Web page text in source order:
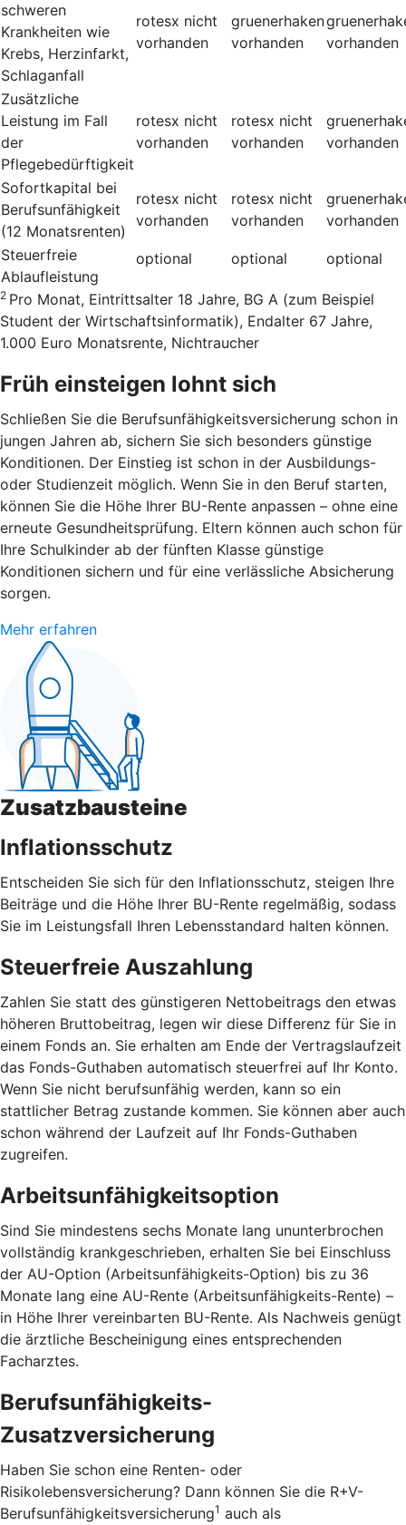
schweren
Krankheiten wie
Krebs, Herzinfarkt,
Schlaganfall
rotesx nicht
vorhanden
gruenerhaken
vorhanden
vorhanden
Zusätzliche
Leistung im Fall
der
Pflegebedürftigkeit
rotesx nicht
vorhanden
rotesx nicht
vorhanden
vorhanden
Sofortkapital bei
Berufsunfähigkeit
(12 Monatsrenten)
rotesx nicht
vorhanden
rotesx nicht
vorhanden
vorhanden
Steuerfreie
Ablaufleistung
optional optional optional
2 Pro Monat, Eintrittsalter 18 Jahre, BG A (zum Beispiel
Student der Wirtschaftsinformatik), Endalter 67 Jahre,
1.000 Euro Monatsrente, Nichtraucher
Früh einsteigen lohnt sich
Schließen Sie die Berufsunfähigkeitsversicherung schon in
jungen Jahren ab, sichern Sie sich besonders günstige
Konditionen. Der Einstieg ist schon in der Ausbildungs-
oder Studienzeit möglich. Wenn Sie in den Beruf starten,
können Sie die Höhe Ihrer BU-Rente anpassen – ohne eine
erneute Gesundheitsprüfung. Eltern können auch schon für
Ihre Schulkinder ab der fünften Klasse günstige
Konditionen sichern und für eine verlässliche Absicherung
sorgen.
Mehr erfahren
Zusatzbausteine
Inflationsschutz
Entscheiden Sie sich für den Inflationsschutz, steigen Ihre
Beiträge und die Höhe Ihrer BU-Rente regelmäßig, sodass
Sie im Leistungsfall Ihren Lebensstandard halten können.
Steuerfreie Auszahlung
Zahlen Sie statt des günstigeren Nettobeitrags den etwas
höheren Bruttobeitrag, legen wir diese Differenz für Sie in
einem Fonds an. Sie erhalten am Ende der Vertragslaufzeit
das Fonds-Guthaben automatisch steuerfrei auf Ihr Konto.
Wenn Sie nicht berufsunfähig werden, kann so ein
stattlicher Betrag zustande kommen. Sie können aber auch
schon während der Laufzeit auf Ihr Fonds-Guthaben
zugreifen.
Arbeitsunfähigkeitsoption
Sind Sie mindestens sechs Monate lang ununterbrochen
vollständig krankgeschrieben, erhalten Sie bei Einschluss
der AU-Option (Arbeitsunfähigkeits-Option) bis zu 36
Monate lang eine AU-Rente (Arbeitsunfähigkeits-Rente) –
in Höhe Ihrer vereinbarten BU-Rente. Als Nachweis genügt
die ärztliche Bescheinigung eines entsprechenden
Facharztes.
Berufsunfähigkeits-
Zusatzversicherung
Haben Sie schon eine Renten- oder
Risikolebensversicherung? Dann können Sie die R+V-
Berufsunfähigkeitsversicherung1 auch als